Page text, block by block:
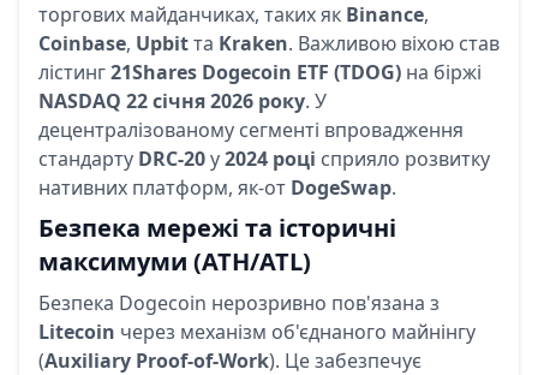
торгових майданчиках, таких як Binance,
Coinbase, Upbitта Kraken. Важливою віхою став
лістинг21Shares Dogecoin ETF (TDOG) на біржі
NASDAQ 22 січня 2026 року. У
децентралізованому сегменті впровадження
стандарту DRC-20у2024 році сприяло розвитку
нативних платформ, як-от DogeSwap.
Безпека мережі та історичні
максимуми (ATH/ATL)
Безпека Dogecoin нерозривно пов'язана з
Litecoin через механізм об'єднаного майнінгу
(Auxiliary Proof-of-Work). Це забезпечує